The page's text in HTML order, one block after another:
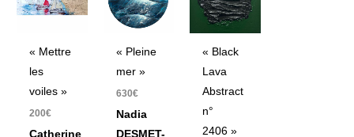
« Mettre
les
voiles »
200€
Catherine
« Pleine
mer »
630€
Nadia
DESMET-
« Black
Lava
Abstract
n°
2406 »